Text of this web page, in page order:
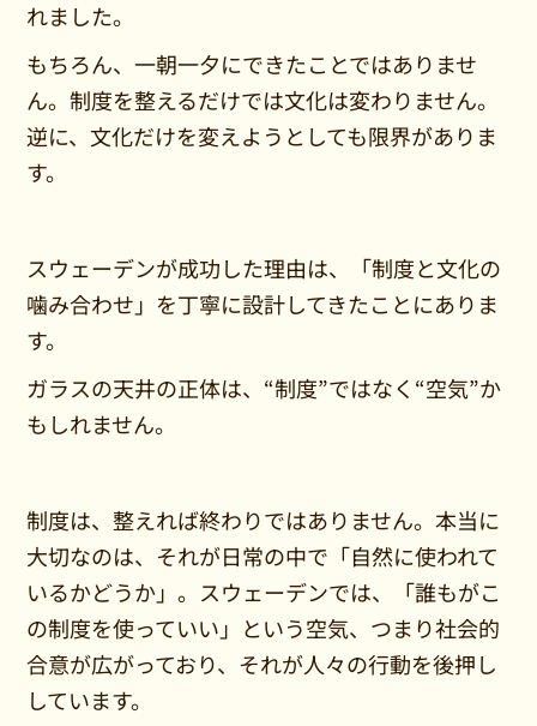
れました。
もちろん、一朝一夕にできたことではありませ
ん。制度を整えるだけでは文化は変わりません。
逆に、文化だけを変えようとしても限界がありま
す。
スウェーデンが成功した理由は、「制度と文化の
噛み合わせ」を丁寧に設計してきたことにありま
す。
ガラスの天井の正体は、“制度”ではなく“空気”か
もしれません。
制度は、整えれば終わりではありません。本当に
大切なのは、それが日常の中で「自然に使われて
いるかどうか」。スウェーデンでは、「誰もがこ
の制度を使っていい」という空気、つまり社会的
合意が広がっており、それが人々の行動を後押し
しています。